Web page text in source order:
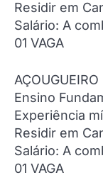
Residir em
Salário: A
01 VAGA
AÇOUGUEIRO
Ensino
Experiência
Residir em
Salário: A
01 VAGA